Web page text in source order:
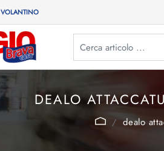
VOLANTINO
DEALO
dealo